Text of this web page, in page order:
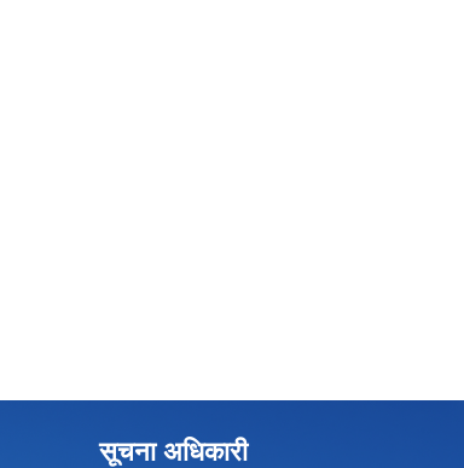
सूचना अधिकारी